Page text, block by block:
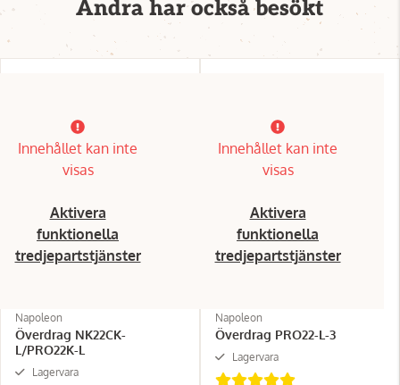
Andra har också besökt
Innehållet kan inte
visas
Aktivera
funktionella
tredjepartstjänster
Napoleon
Överdrag NK22CK-
L/PRO22K-L
Lagervara
Innehållet kan inte
visas
Aktivera
funktionella
tredjepartstjänster
Napoleon
Överdrag PRO22-L-3
Lagervara